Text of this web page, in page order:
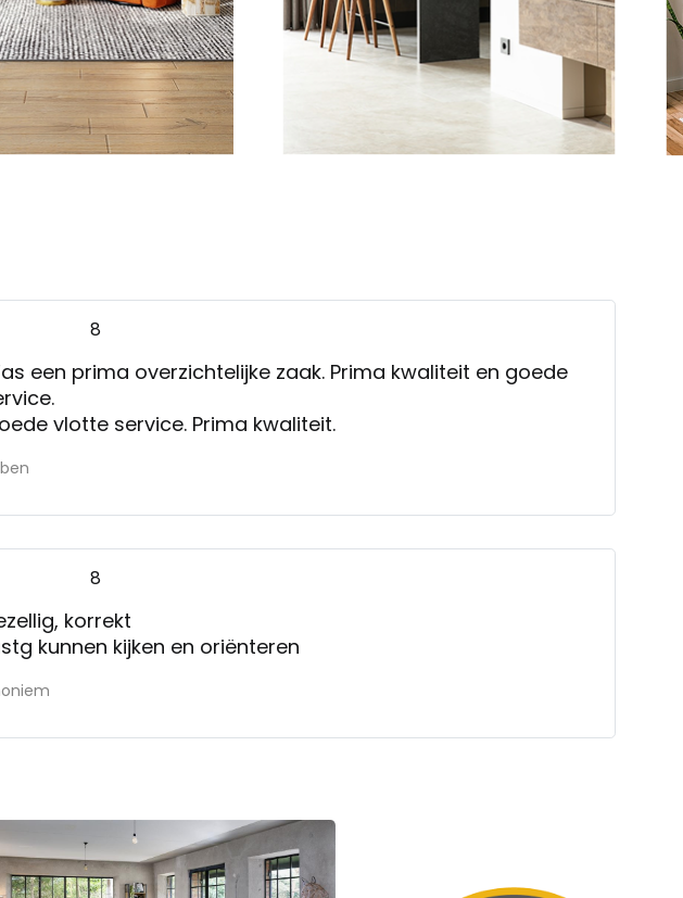
8
een prima overzichtelijke zaak. Prima kwaliteit en goede
vlotte service. Prima kwaliteit.
8
gezellig, korrekt
kunnen kijken en oriënteren